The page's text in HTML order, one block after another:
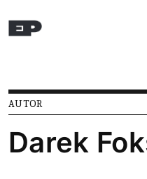
AUTOR
Darek